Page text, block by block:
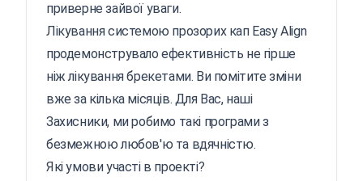
приверне зайвої уваги.
Лікування системою прозорих кап Easy Align
продемонструвало ефективність не гірше
ніж лікування брекетами. Ви помітите зміни
вже за кілька місяців. Для Вас, наші
Захисники, ми робимо такі програми з
безмежною любов'ю та вдячністю.
Які умови участі в проекті?